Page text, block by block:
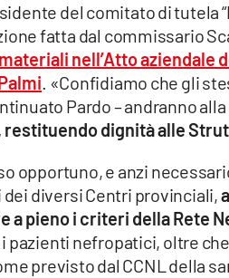
del comitato di tutela
fatta dal commissario
nell’Atto aziendale
. «Confidiamo che gli
Pardo – andranno
restituendo dignità alle
opportuno, e anzi
diversi Centri provinciali,
a pieno i criteri della Rete
pazienti nefropatici, oltre
previsto dal CCNL della